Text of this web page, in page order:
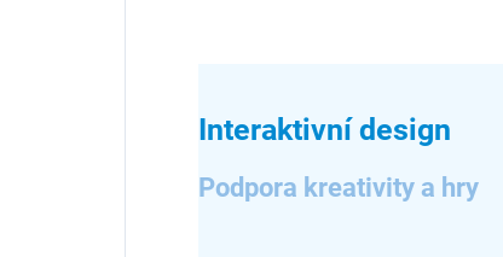
Interaktivní design
Podpora kreativity a hry